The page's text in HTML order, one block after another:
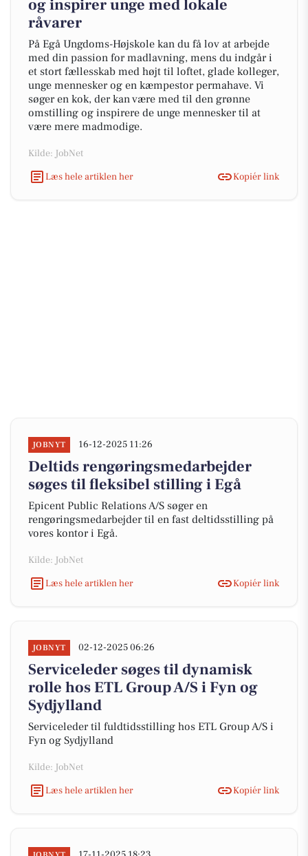
og inspirer unge med lokale
råvarer
På Egå Ungdoms-Højskole kan du få lov at arbejde
med din passion for madlavning, mens du indgår i
et stort fællesskab med højt til loftet, glade kolleger,
unge mennesker og en kæmpestor permahave. Vi
søger en kok, der kan være med til den grønne
omstilling og inspirere de unge mennesker til at
være mere madmodige.
Kilde: JobNet
Læs hele artiklen her
Kopiér link
JOBNYT 16-12-2025 11:26
Deltids rengøringsmedarbejder
søges til fleksibel stilling i Egå
Epicent Public Relations A/S søger en
rengøringsmedarbejder til en fast deltidsstilling på
vores kontor i Egå.
Kilde: JobNet
Læs hele artiklen her
Kopiér link
JOBNYT 02-12-2025 06:26
Serviceleder søges til dynamisk
rolle hos ETL Group A/S i Fyn og
Sydjylland
Serviceleder til fuldtidsstilling hos ETL Group A/S i
Fyn og Sydjylland
Kilde: JobNet
Læs hele artiklen her
Kopiér link